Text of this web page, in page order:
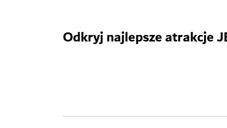
Odkryj najlepsze atrakcje